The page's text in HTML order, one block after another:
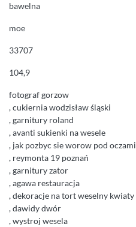
bawelna
moe
33707
104,9
fotograf gorzow
, cukiernia wodzisław śląski
, garnitury roland
, avanti sukienki na wesele
, jak pozbyc sie worow pod oczami
, reymonta 19 poznań
, garnitury zator
, agawa restauracja
, dekoracje na tort weselny kwiaty
, dawidy dwór
, wystroj wesela